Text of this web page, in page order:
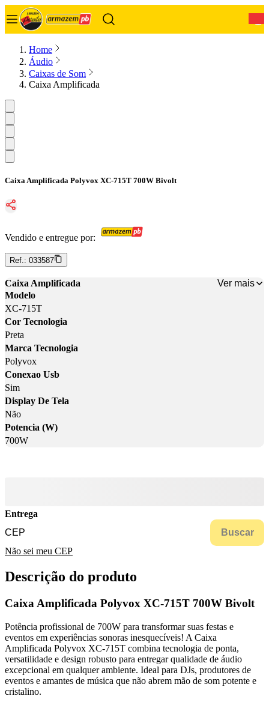
Home
Áudio
Caixas de Som
Caixa Amplificada
Caixa Amplificada Polyvox XC-715T 700W Bivolt
Vendido e entregue por:
Ref.: 033587
Caixa Amplificada
Ver mais
Modelo
XC-715T
Cor Tecnologia
Preta
Marca Tecnologia
Polyvox
Conexao Usb
Sim
Display De Tela
Não
Potencia (W)
700W
Entrega
Buscar
Não sei meu CEP
Descrição do produto
Caixa Amplificada Polyvox XC-715T 700W Bivolt
Potência profissional de 700W para transformar suas festas e
eventos em experiências sonoras inesquecíveis! A Caixa
Amplificada Polyvox XC-715T combina tecnologia de ponta,
versatilidade e design robusto para entregar qualidade de áudio
excepcional em qualquer ambiente. Ideal para DJs, produtores de
eventos e amantes de música que não abrem mão de som potente e
cristalino.